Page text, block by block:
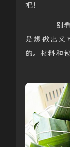
吧！
别看
是想做出又
的。材料和